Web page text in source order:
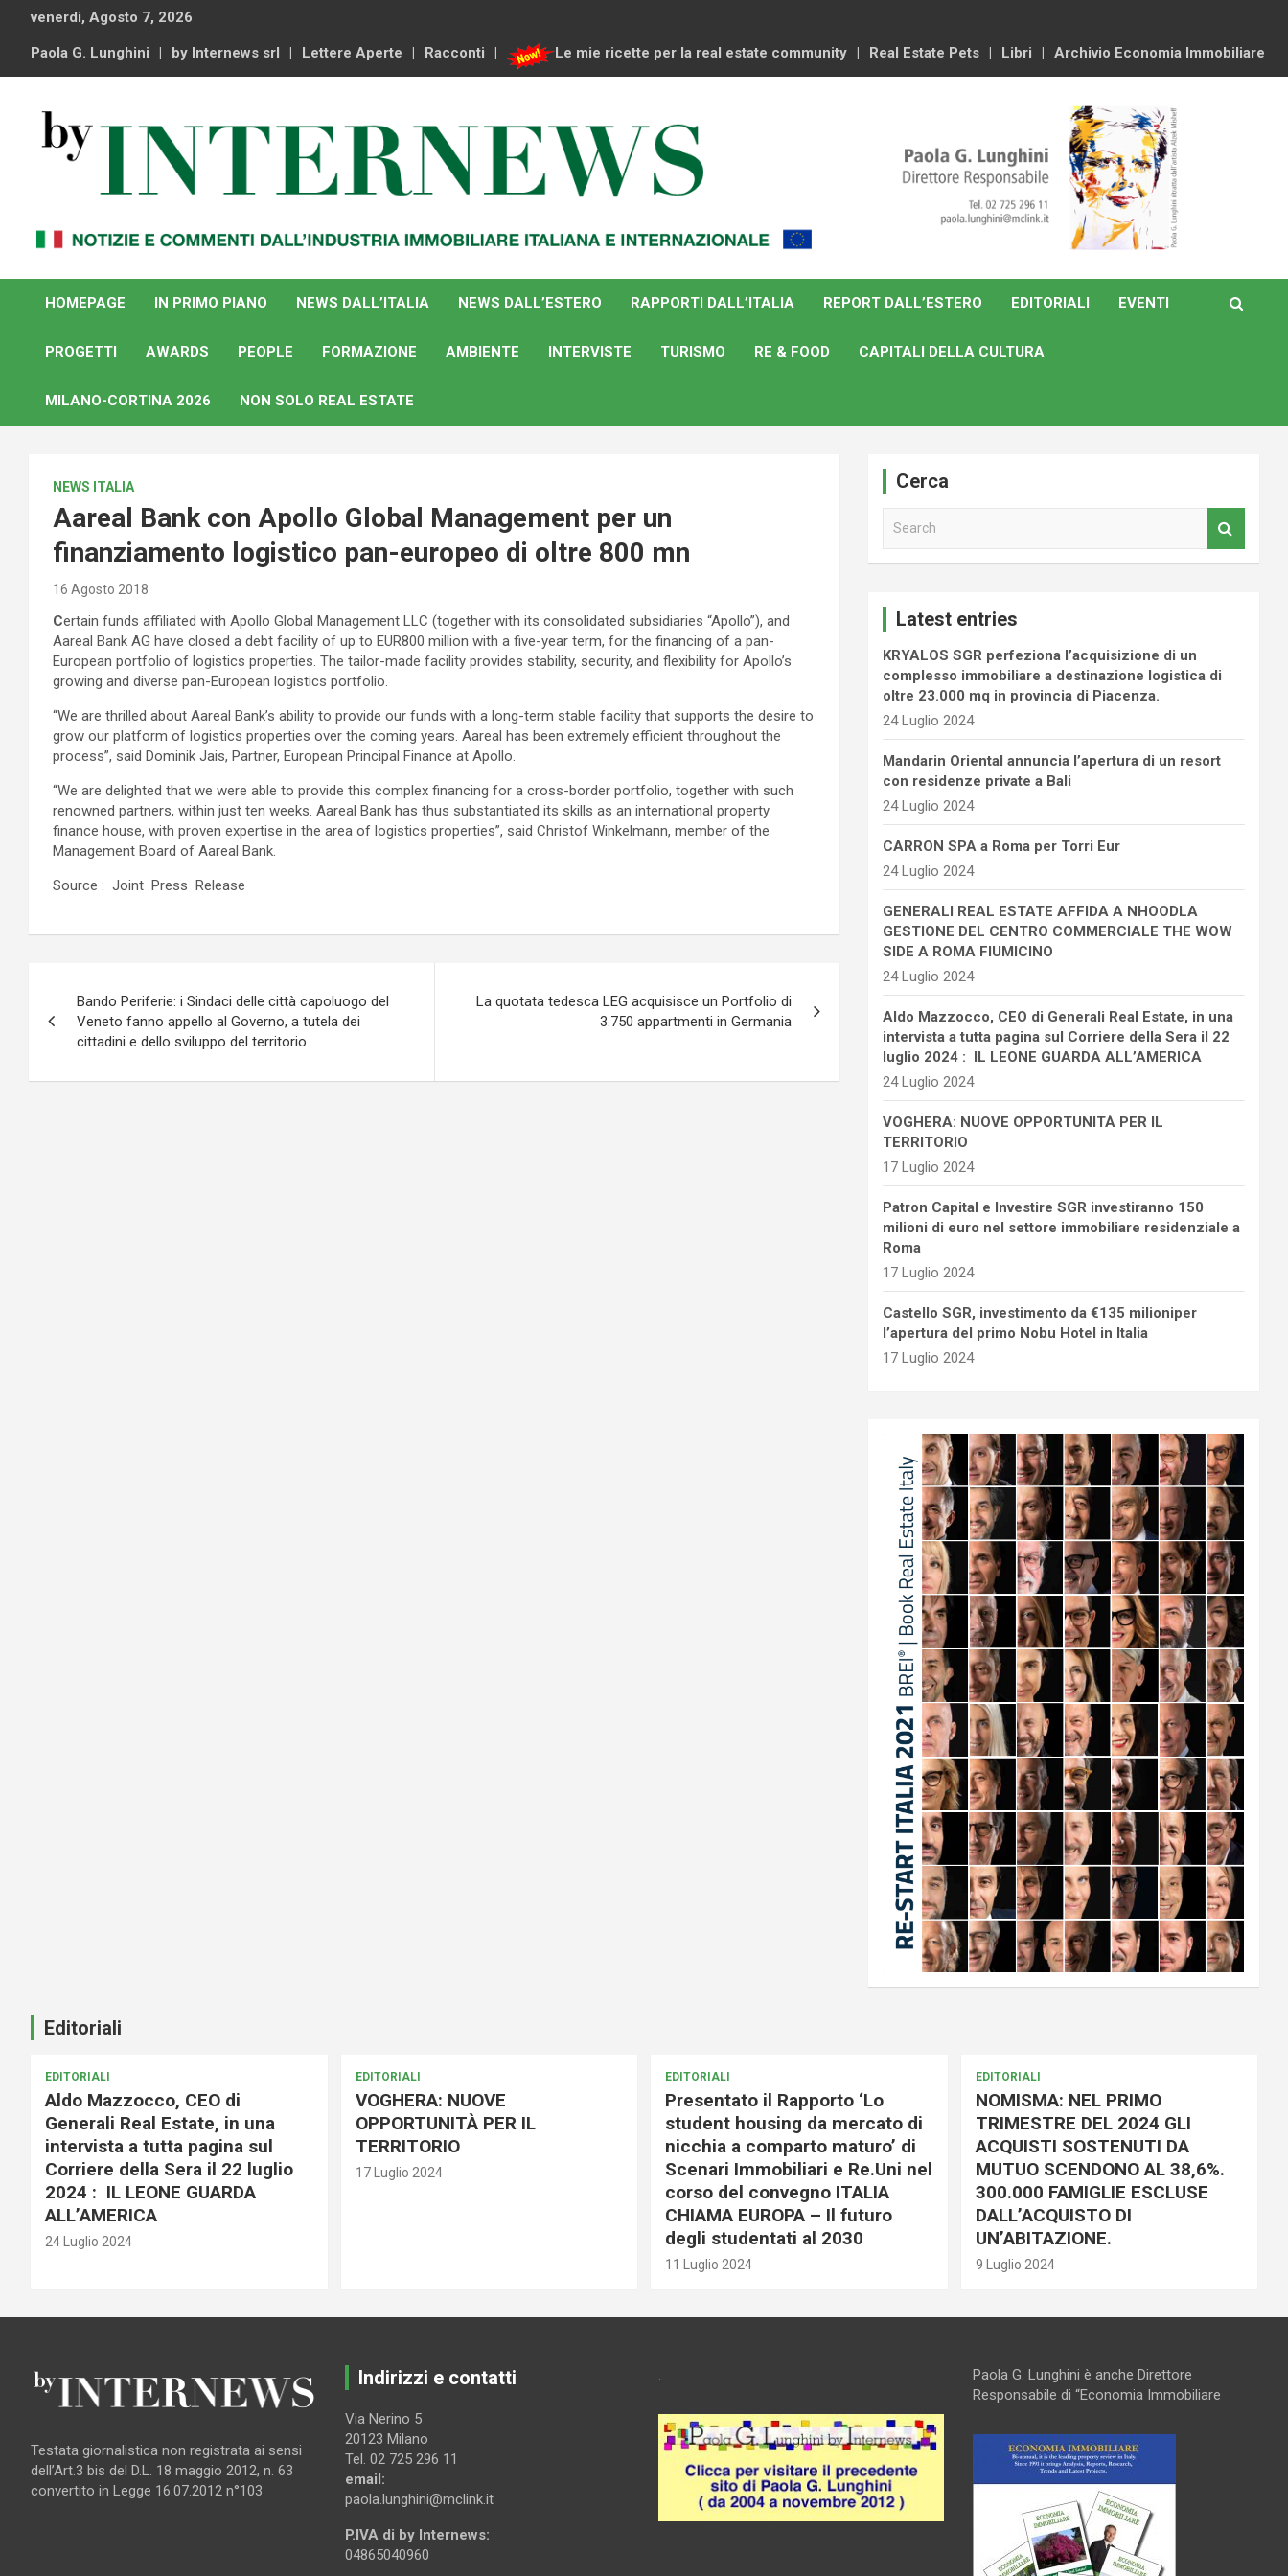
content
venerdì, Agosto 7, 2026
Paola G. Lunghini by Internews srl Lettere Aperte Racconti Le mie ricette per la real estate community Real Estate Pets Libri Archivio Economia Immobiliare
By Internews
internazionale
HOMEPAGE
IN PRIMO PIANO NEWS DALL’ITALIA NEWS DALL’ESTERO RAPPORTI DALL’ITALIA REPORT DALL’ESTERO EDITORIALI EVENTI
PROGETTI AWARDS PEOPLE FORMAZIONE AMBIENTE INTERVISTE TURISMO RE & FOOD CAPITALI DELLA CULTURA
MILANO-CORTINA 2026 NON SOLO REAL ESTATE
NEWS ITALIA
Aareal Bank con Apollo Global Management per un
finanziamento logistico pan-europeo di oltre 800 mn
16 Agosto 2018
Certain funds affiliated with Apollo Global Management LLC (together with its consolidated subsidiaries “Apollo”), and
Aareal Bank AG have closed a debt facility of up to EUR800 million with a five-year term, for the financing of a pan-
European portfolio of logistics properties. The tailor-made facility provides stability, security, and flexibility for Apollo’s
growing and diverse pan-European logistics portfolio.
“We are thrilled about Aareal Bank’s ability to provide our funds with a long-term stable facility that supports the desire to
grow our platform of logistics properties over the coming years. Aareal has been extremely efficient throughout the
process”, said Dominik Jais, Partner, European Principal Finance at Apollo.
“We are delighted that we were able to provide this complex financing for a cross-border portfolio, together with such
renowned partners, within just ten weeks. Aareal Bank has thus substantiated its skills as an international property
finance house, with proven expertise in the area of logistics properties”, said Christof Winkelmann, member of the
Management Board of Aareal Bank.
Source : Joint Press Release
articoli
Bando Periferie: i Sindaci delle città capoluogo del
Veneto fanno appello al Governo, a tutela dei
cittadini e dello sviluppo del territorio
La quotata tedesca LEG acquisisce un Portfolio di
3.750 appartmenti in Germania
Cerca
Latest entries
KRYALOS SGR perfeziona l’acquisizione di un
complesso immobiliare a destinazione logistica di
oltre 23.000 mq in provincia di Piacenza.
24 Luglio 2024
Mandarin Oriental annuncia l’apertura di un resort
con residenze private a Bali
24 Luglio 2024
CARRON SPA a Roma per Torri Eur
24 Luglio 2024
GENERALI REAL ESTATE AFFIDA A NHOODLA
GESTIONE DEL CENTRO COMMERCIALE THE WOW
SIDE A ROMA FIUMICINO
24 Luglio 2024
Aldo Mazzocco, CEO di Generali Real Estate, in una
intervista a tutta pagina sul Corriere della Sera il 22
luglio 2024 : IL LEONE GUARDA ALL’AMERICA
24 Luglio 2024
VOGHERA: NUOVE OPPORTUNITÀ PER IL
TERRITORIO
17 Luglio 2024
Patron Capital e Investire SGR investiranno 150
milioni di euro nel settore immobiliare residenziale a
Roma
17 Luglio 2024
Castello SGR, investimento da €135 milioniper
l’apertura del primo Nobu Hotel in Italia
17 Luglio 2024
Editoriali
EDITORIALI
Aldo Mazzocco, CEO di
Generali Real Estate, in una
intervista a tutta pagina sul
Corriere della Sera il 22 luglio
2024 : IL LEONE GUARDA
ALL’AMERICA
24 Luglio 2024
EDITORIALI
VOGHERA: NUOVE
OPPORTUNITÀ PER IL
TERRITORIO
17 Luglio 2024
EDITORIALI
Presentato il Rapporto ‘Lo
student housing da mercato di
nicchia a comparto maturo’ di
Scenari Immobiliari e Re.Uni nel
corso del convegno ITALIA
CHIAMA EUROPA – Il futuro
degli studentati al 2030
11 Luglio 2024
EDITORIALI
NOMISMA: NEL PRIMO
TRIMESTRE DEL 2024 GLI
ACQUISTI SOSTENUTI DA
MUTUO SCENDONO AL 38,6%.
300.000 FAMIGLIE ESCLUSE
DALL’ACQUISTO DI
UN’ABITAZIONE.
9 Luglio 2024
Testata giornalistica non registrata ai sensi
dell’Art.3 bis del D.L. 18 maggio 2012, n. 63
convertito in Legge 16.07.2012 n°103
Indirizzi e contatti
Via Nerino 5
20123 Milano
Tel. 02 725 296 11
email:
paola.lunghini@mclink.it
P.IVA di by Internews:
04865040960
.
Paola G. Lunghini è anche Direttore
Responsabile di “Economia Immobiliare